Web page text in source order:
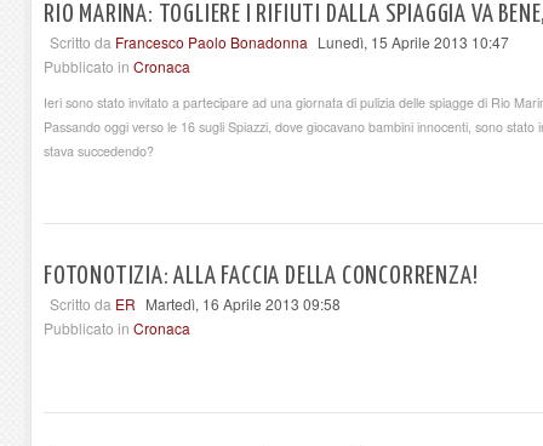
RIO MARINA: TOGLIERE I RIFIUTI DALLA SPIAGGIA VA
Scritto da Francesco Paolo Bonadonna Lunedì, 15 Aprile 2013 10:47
Pubblicato in Cronaca
Ieri sono stato invitato a partecipare ad una giornata di pulizia delle spiagge di Rio
Passando oggi verso le 16 sugli Spiazzi, dove giocavano bambini innocenti, sono
stava succedendo?
FOTONOTIZIA: ALLA FACCIA DELLA CONCORRENZA!
Scritto da ER Martedì, 16 Aprile 2013 09:58
Pubblicato in Cronaca